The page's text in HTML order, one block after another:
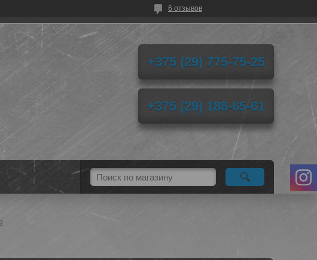
6 отзывов
+375 (29) 775-75-25
+375 (29) 188-65-61